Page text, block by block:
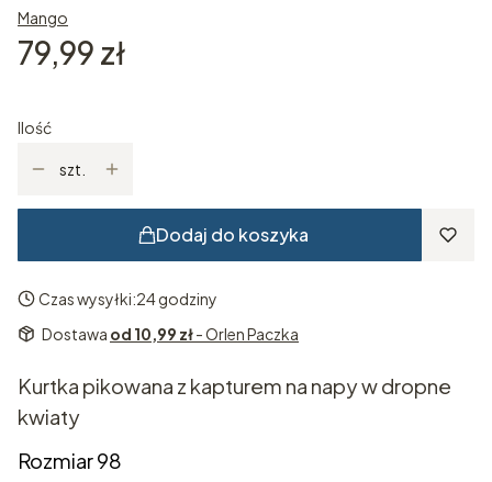
Mango
Cena
79,99 zł
Ilość
szt.
Dodaj do koszyka
Czas wysyłki:24 godziny
Dostawa od 10,99 zł- Orlen Paczka
Kurtka pikowana z kapturem na napy w dropne
kwiaty
Rozmiar 98